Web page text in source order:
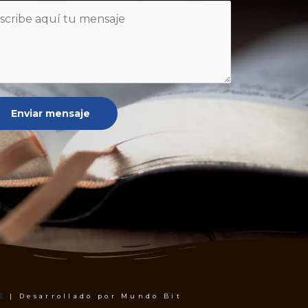
Enviar mensaje
| Desarrollado por Mundo Bit